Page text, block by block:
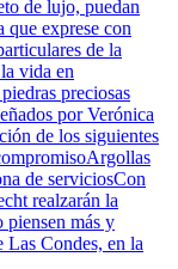
de lujo, puedan
que exprese con
de la
vida en
preciosas
por Verónica
de los siguientes
de serviciosCon
realzarán la
piensen más y
Las Condes, en la